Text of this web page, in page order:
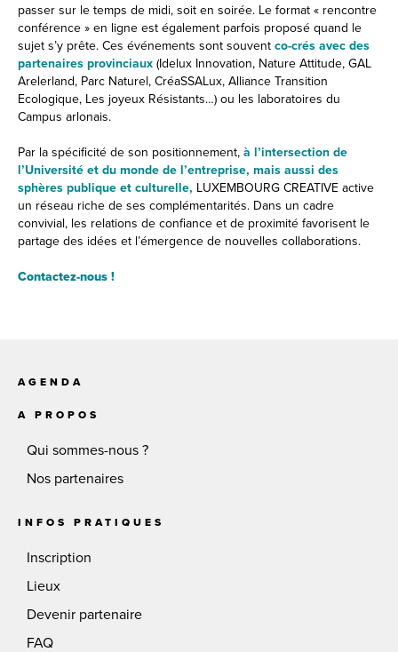
passer sur le temps de midi, soit en soirée. Le format « rencontre
conférence » en ligne est également parfois proposé quand le
sujet s’y prête. Ces événements sont souvent co-crés avec des
partenaires provinciaux (Idelux Innovation, Nature Attitude, GAL
Arelerland, Parc Naturel, CréaSSALux, Alliance Transition
Ecologique, Les joyeux Résistants…) ou les laboratoires du
Campus arlonais.
Par la spécificité de son positionnement, à l’intersection de
l’Université et du monde de l’entreprise, mais aussi des
sphères publique et culturelle, LUXEMBOURG CREATIVE active
un réseau riche de ses complémentarités. Dans un cadre
convivial, les relations de confiance et de proximité favorisent le
partage des idées et l’émergence de nouvelles collaborations.
Contactez-nous !
AGENDA
A PROPOS
Qui sommes-nous ?
Nos partenaires
INFOS PRATIQUES
Inscription
Lieux
Devenir partenaire
FAQ